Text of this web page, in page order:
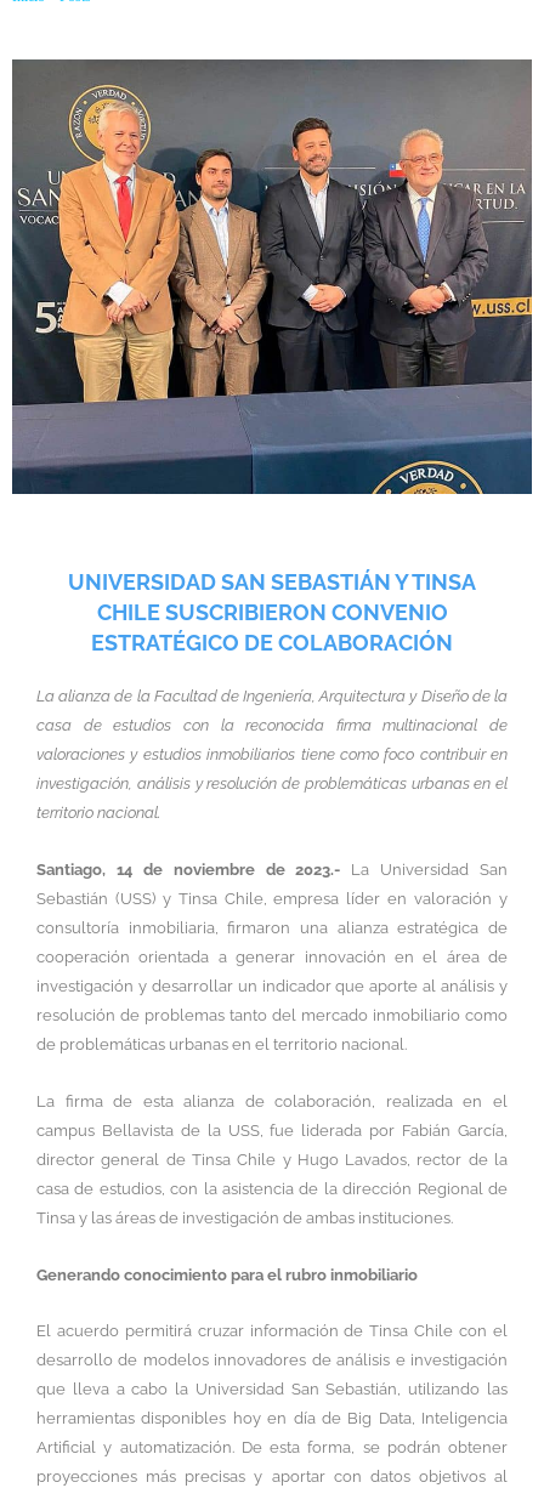
UNIVERSIDAD SAN SEBASTIÁN Y TINSA
CHILE SUSCRIBIERON CONVENIO
ESTRATÉGICO DE COLABORACIÓN
La alianza de la Facultad de Ingeniería, Arquitectura y Diseño de la
casa de estudios con la reconocida firma multinacional de
valoraciones y estudios inmobiliarios tiene como foco contribuir en
investigación, análisis y resolución de problemáticas urbanas en el
territorio nacional.
Santiago, 14 de noviembre de 2023.- La Universidad San
Sebastián (USS) y Tinsa Chile, empresa líder en valoración y
consultoría inmobiliaria, firmaron una alianza estratégica de
cooperación orientada a generar innovación en el área de
investigación y desarrollar un indicador que aporte al análisis y
resolución de problemas tanto del mercado inmobiliario como
de problemáticas urbanas en el territorio nacional.
La firma de esta alianza de colaboración, realizada en el
campus Bellavista de la USS, fue liderada por Fabián García,
director general de Tinsa Chile y Hugo Lavados, rector de la
casa de estudios, con la asistencia de la dirección Regional de
Tinsa y las áreas de investigación de ambas instituciones.
Generando conocimiento para el rubro inmobiliario
El acuerdo permitirá cruzar información de Tinsa Chile con el
desarrollo de modelos innovadores de análisis e investigación
que lleva a cabo la Universidad San Sebastián, utilizando las
herramientas disponibles hoy en día de Big Data, Inteligencia
Artificial y automatización. De esta forma, se podrán obtener
proyecciones más precisas y aportar con datos objetivos al